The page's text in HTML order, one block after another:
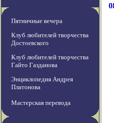
Пятничные вечера
Клуб любителей творчества
Достоевского
Клуб любителей творчества
Гайто Газданова
Энциклопедия Андрея
Платонова
Мастерская перевода